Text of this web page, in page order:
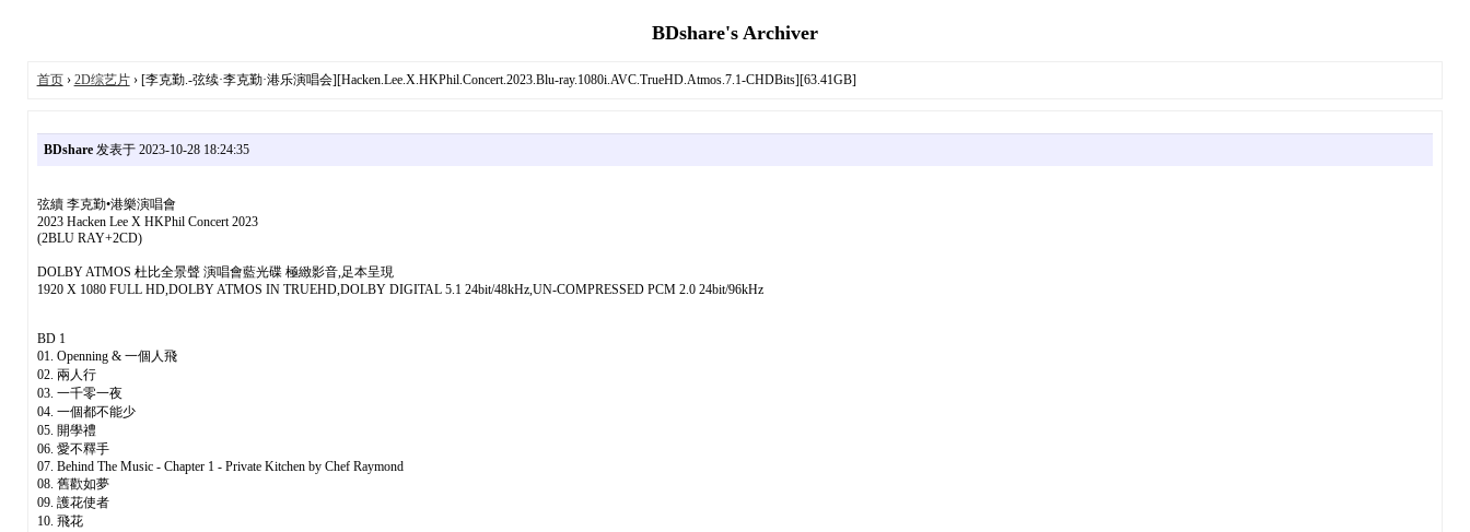
BDshare's Archiver
首页› 2D综艺片› [李克勤.-弦续·李克勤·港乐演唱会][Hacken.Lee.X.HKPhil.Concert.2023.Blu-ray.1080i.AVC.TrueHD.Atmos.7.1-CHDBits][63.41GB]
BDshare发表于 2023-10-28 18:24:35
弦續 李克勤•港樂演唱會
2023 Hacken Lee X HKPhil Concert 2023
(2BLU RAY+2CD)
DOLBY ATMOS 杜比全景聲 演唱會藍光碟 極緻影音,足本呈現
1920 X 1080 FULL HD,DOLBY ATMOS IN TRUEHD,DOLBY DIGITAL 5.1 24bit/48kHz,UN-COMPRESSED PCM 2.0 24bit/96kHz
BD 1
01. Openning & 一個人飛
02. 兩人行
03. 一千零一夜
04. 一個都不能少
05. 開學禮
06. 愛不釋手
07. Behind The Music - Chapter 1 - Private Kitchen by Chef Raymond
08. 舊歡如夢
09. 護花使者
10. 飛花